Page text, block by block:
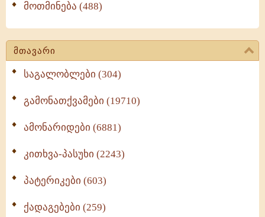
მოთმინება (488)
მთავარი
საგალობლები (304)
გამონათქვამები (19710)
ამონარიდები (6881)
კითხვა-პასუხი (2243)
პატერიკები (603)
ქადაგებები (259)